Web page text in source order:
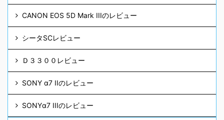
CANON EOS 5D Mark IIIのレビュー
シータSCレビュー
Ｄ３３００レビュー
SONY α7 IIのレビュー
SONYα7 IIIのレビュー